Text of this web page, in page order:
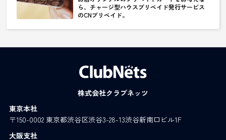
ら、チャージ型ハウスプリペイド発行サービス
のCNプリペイド。
株式会社クラブネッツ
東京本社
〒150-0002 東京都渋谷区渋谷3-28-13渋谷新南口ビル1F
大阪支社